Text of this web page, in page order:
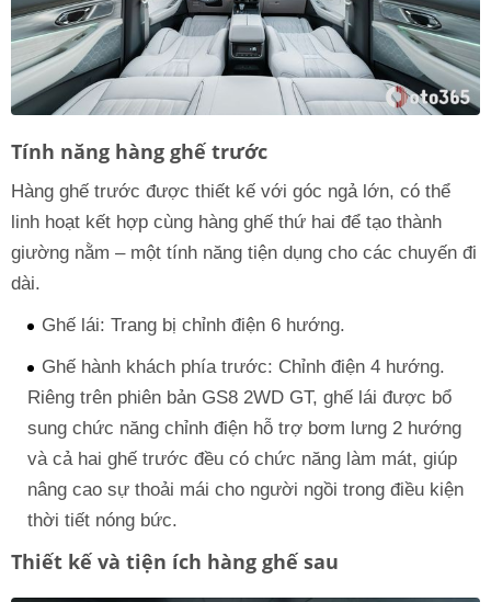
Tính năng hàng ghế trước
Hàng ghế trước được thiết kế với góc ngả lớn, có thể
linh hoạt kết hợp cùng hàng ghế thứ hai để tạo thành
giường nằm – một tính năng tiện dụng cho các chuyến đi
dài.
Ghế lái: Trang bị chỉnh điện 6 hướng.
Ghế hành khách phía trước: Chỉnh điện 4 hướng.
Riêng trên phiên bản GS8 2WD GT, ghế lái được bổ
sung chức năng chỉnh điện hỗ trợ bơm lưng 2 hướng
và cả hai ghế trước đều có chức năng làm mát, giúp
nâng cao sự thoải mái cho người ngồi trong điều kiện
thời tiết nóng bức.
Thiết kế và tiện ích hàng ghế sau